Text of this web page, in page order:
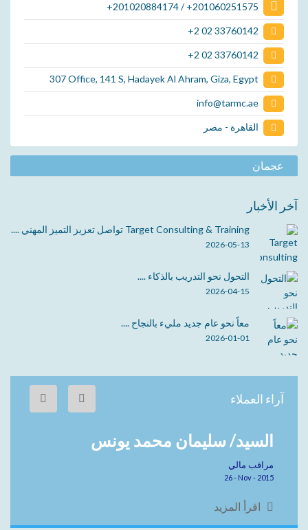
+201020884174 / +201060251575
+2 02 33760142
+2 02 33760142
307 Office, 141 S, Hadayek Al Ahram, Giza, Egypt
info@tarmc.ae
القاهرة - مصر
عجمان
آخر الأخبار
Target Consulting & Training تواصل تعزيز التميز المهني ....
2026-05-13
التحول نحو التدريب بالذكاء ....
2026-04-15
معاً نحو عام جديد مليء بالنجاح ....
2026-01-01
آراء العملاء
السيد/ سليمان محمد يونس
مراقب مالي
26 - Nov - 2015
اقرأ المزيد